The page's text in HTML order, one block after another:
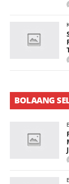
BOLAANG